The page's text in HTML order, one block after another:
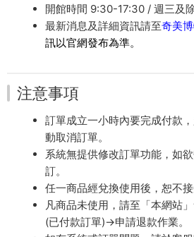
開館時間 9:30-17:30 / 週三及
最新消息及詳細資訊請至奇美
訊以官網發布為準。
注意事項
訂單成立一小時內要完成付款
動取消訂單。
系統無提供修改訂單功能，如
訂。
任一商品經兌換使用後，恕不接
凡商品未使用，請至「本網站
(已付款訂單)→申請退款作業。